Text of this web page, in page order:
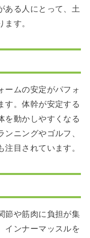
ある人にとって、土
す。
ームの安定がパフォ
す。体幹が安定する
を動かしやすくなる
ニングやゴルフ、
目されています。
節や筋肉に負担が集
インナーマッスルを